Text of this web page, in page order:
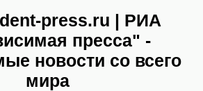
press.ru | РИА
пресса" -
новости со всего
мира